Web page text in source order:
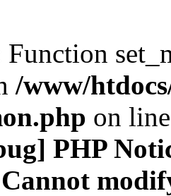
Function
/www/
on
PHP
Cannot